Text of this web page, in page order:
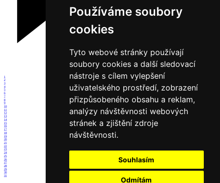
Používáme soubory
cookies
Tyto webové stránky používají
soubory cookies a další sledovací
nástroje s cílem vylepšení
uživatelského prostředí, zobrazení
přizpůsobeného obsahu a reklam,
analýzy návštěvnosti webových
stránek a zjištění zdroje
návštěvnosti.
Souhlasím
Odmítám
1
2
3
4
5
6
7
8
9
10
11
12
13
14
15
16
17
18
19
20
21
22
23
24
25
26
27
28
29
30
31